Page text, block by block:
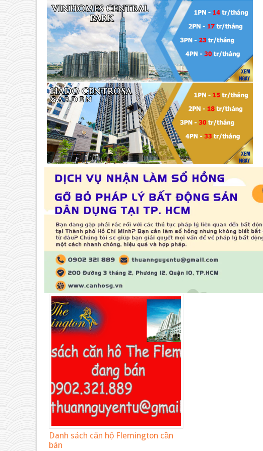
Danh sách căn hộ Flemington cần
bán